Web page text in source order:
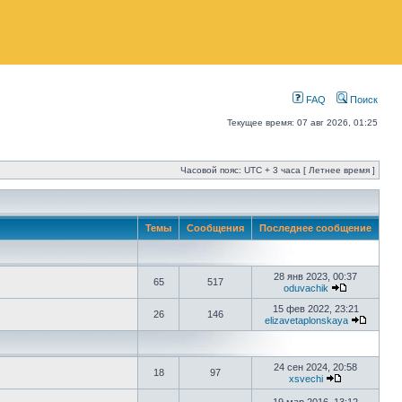
FAQ Поиск
Текущее время: 07 авг 2026, 01:25
Часовой пояс: UTC + 3 часа [ Летнее время ]
Темы Сообщения Последнее сообщение
65 517
28 янв 2023, 00:37
oduvachik
26 146
15 фев 2022, 23:21
elizavetaplonskaya
18 97
24 сен 2024, 20:58
xsvechi